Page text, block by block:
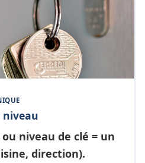
niveau
niveau de clé = un
direction).